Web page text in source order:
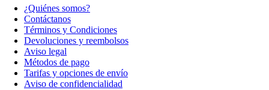
¿Quiénes somos?
Contáctanos
Términos y Condiciones
Devoluciones y reembolsos
Aviso legal
Métodos de pago
Tarifas y opciones de envío
Aviso de confidencialidad